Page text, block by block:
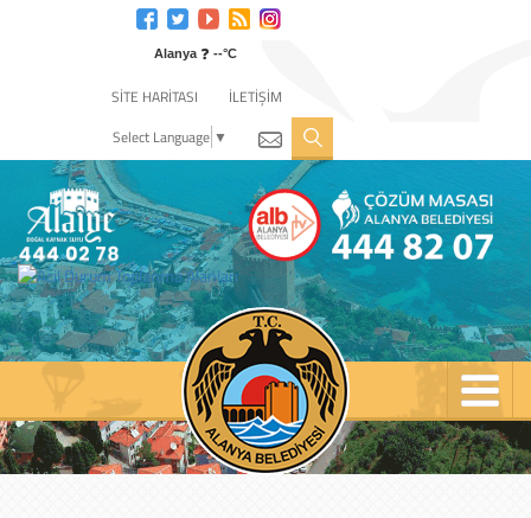
Alanya ❓ --°C
SİTE HARİTASI
İLETİŞİM
Select Language ▼